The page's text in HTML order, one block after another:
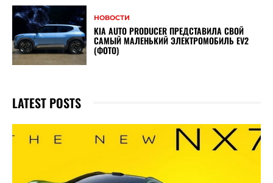
НОВОСТИ
KIA AUTO PRODUCER ПРЕДСТАВИЛА СВОЙ
САМЫЙ МАЛЕНЬКИЙ ЭЛЕКТРОМОБИЛЬ EV2
(ФОТО)
LATEST POSTS